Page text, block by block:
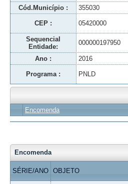
Cód.Município : 355030
CEP : 05420000
Sequencial
Entidade:
000000197950
Ano : 2016
Programa : PNLD
Encomenda
Encomenda
SÉRIE/ANO OBJETO